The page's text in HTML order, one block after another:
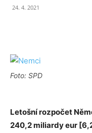
24. 4. 2021
Foto: SPD
Letošní rozpočet
240,2 miliardy eur